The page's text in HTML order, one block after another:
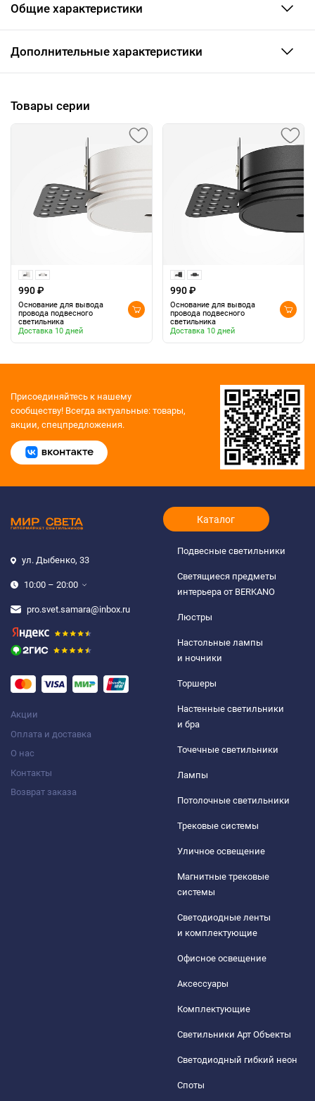
Общие характеристики
Дополнительные характеристики
Товары серии
990 ₽
Основание для вывода
провода подвесного
светильника
Доставка 10 дней
990 ₽
Основание для вывода
провода подвесного
светильника
Доставка 10 дней
Присоединяйтесь к нашему
сообществу! Всегда актуальные: товары,
акции, спецпредложения.
ул. Дыбенко, 33
10:00 – 20:00
pro.svet.samara@inbox.ru
Акции
Оплата и доставка
О нас
Контакты
Возврат заказа
Каталог
Подвесные светильники
Светящиеся предметы
интерьера от BERKANO
Люстры
Настольные лампы
и ночники
Торшеры
Настенные светильники
и бра
Точечные светильники
Лампы
Потолочные светильники
Трековые системы
Уличное освещение
Магнитные трековые
системы
Светодиодные ленты
и комплектующие
Офисное освещение
Аксессуары
Комплектующие
Светильники Арт Объекты
Светодиодный гибкий неон
Споты